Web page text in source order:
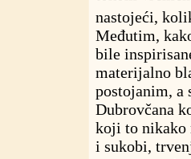
nastojeći,
Međutim,
bile
materijalno
postojanim, a
Dubrovčana
koji to nikako
i sukobi,